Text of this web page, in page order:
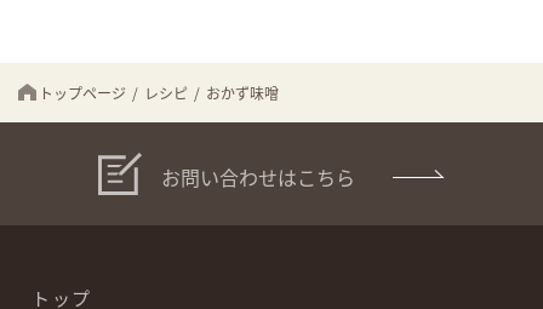
トップページ / レシピ / おかず味噌
お問い合わせはこちら
トップ